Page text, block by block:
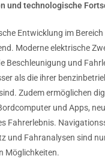
und technologische
Entwicklung im
Moderne elektrische
Beschleunigung und
als die ihrer
Zudem ermöglichen
und Apps,
Fahrerlebnis.
und Fahranalysen sind
Möglichkeiten.